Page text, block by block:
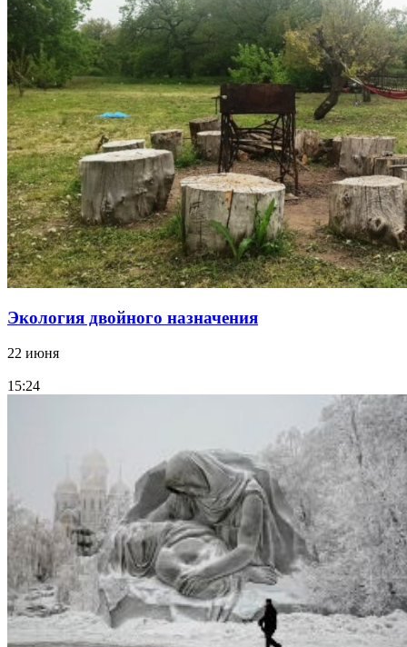
Экология двойного назначения
22 июня
15:24